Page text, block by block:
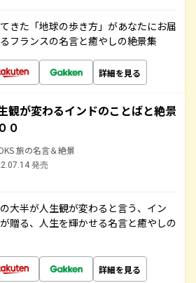
きた「地球の歩き方」があなたにお届
フランスの名言と癒やしの絶景集
詳細を見る
観が変わるインドのことばと絶景
０
旅の名言＆絶景
発売
大半が人生観が変わると言う、イン
贈る、人生を輝かせる名言と癒やしの
詳細を見る